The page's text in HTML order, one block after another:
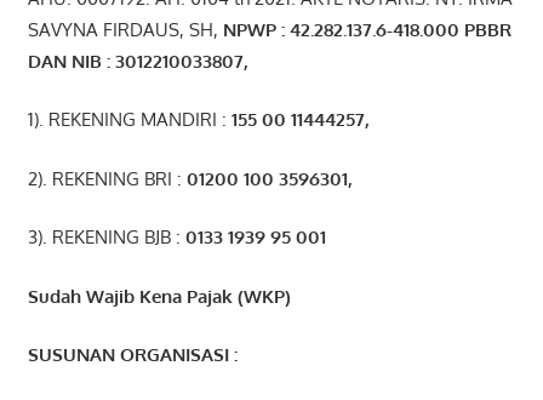
SAVYNA FIRDAUS, SH, NPWP : 42. 282 .137.6-418.000 PBBR
DAN NIB :3012210033807,
1). REKENING MANDIRI : 155 00 11444257,
2). REKENING BRI : 01200 100 3596301,
3). REKENING BJB : 0133 1939 95 001
Sudah Wajib Kena Pajak (WKP)
SUSUNAN ORGANISASI :